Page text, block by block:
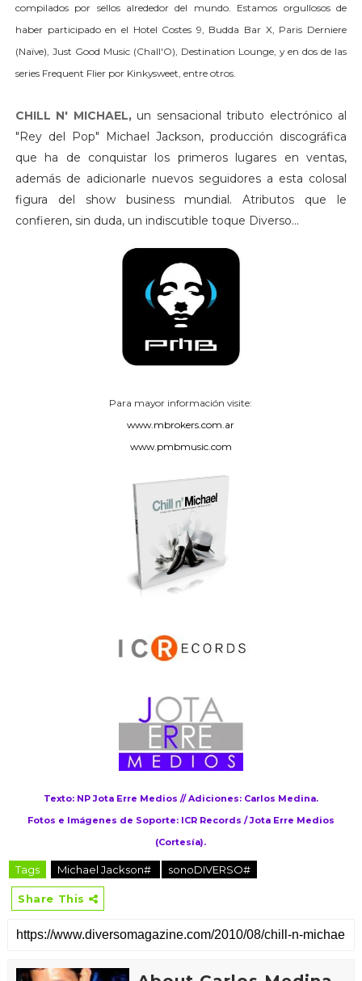
compilados por sellos alrededor del mundo. Estamos orgullosos de
haber participado en el Hotel Costes 9, Budda Bar X, Paris Derniere
(Naïve), Just Good Music (Chall'O), Destination Lounge, y en dos de las
series Frequent Flier por Kinkysweet, entre otros.
CHILL N' MICHAEL,un sensacional tributo electrónico al
"Rey del Pop" Michael Jackson, producción discográfica
que ha de conquistar los primeros lugares en ventas,
además de adicionarle nuevos seguidores a esta colosal
figura del show business mundial. Atributos que le
confieren, sin duda, un indiscutible toque Diverso...
Para mayor información visite:
www.mbrokers.com.ar
www.pmbmusic.com
Texto: NP Jota Erre Medios // Adiciones: Carlos Medina.
Fotos e Imágenes de Soporte: ICR Records / Jota Erre Medios
(Cortesía).
Tags Michael Jackson# sonoDIVERSO#
Share This